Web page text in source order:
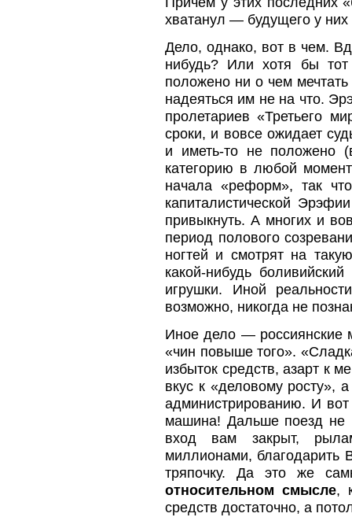
хватанул — будущего у них
Дело, однако, вот в чем.
нибудь? Или хотя бы
положено ни о чем
надеяться им не на что.
пролетариев «Третьего
сроки, и вовсе ожидает
и иметь-то не положено
категорию в любой
начала «реформ», так
капиталистической
привыкнуть. А многих и
период полового
ногтей и смотрят на
какой-нибудь
игрушки. Иной
возможно, никогда не
Иное дело — россиянские
«чин повыше того».
избыток средств, азарт к
вкус к «деловому росту»,
администрированию. И
машина! Дальше поезд не
вход вам закрыт,
миллионами,
тряпочку. Да это же
относительном смысле,
средств достаточно, а